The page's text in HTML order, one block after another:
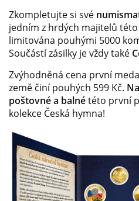
Zkompletujte si své
jedním z hrdých majitelů
limitována pouhými 5000
Součástí zásilky je vždy také
Zvýhodněná cena první
země činí pouhých 599 Kč.
poštovné a balnététo první
kolekce Česká hymna!